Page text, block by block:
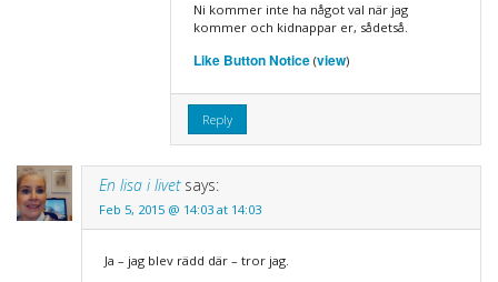
Ni kommer inte ha något val när jag
kommer och kidnappar er, sådetså.
Like Button Notice(view)
Reply
En lisa i livet says:
Feb 5, 2015 @ 14:03 at 14:03
Ja – jag blev rädd där – tror jag.